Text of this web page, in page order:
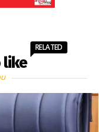
like
RELATED